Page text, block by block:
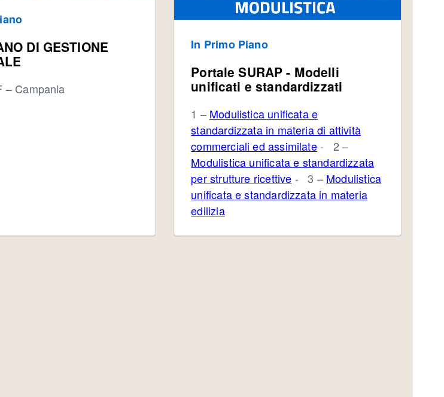
DI GESTIONE
– Campania
In Primo Piano
Portale SURAP - Modelli
unificati e standardizzati
1 – Modulistica unificata e
standardizzata in materia di attività
commerciali ed assimilate- 2 –
Modulistica unificata e standardizzata
per strutture ricettive - 3 – Modulistica
unificata e standardizzata in materia
edilizia